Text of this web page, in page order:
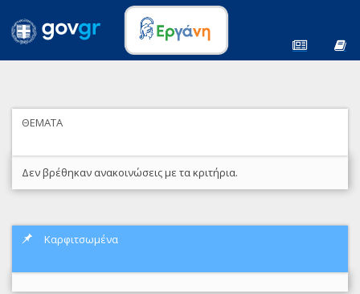
ΘΕΜΑΤΑ
Δεν βρέθηκαν ανακοινώσεις με τα κριτήρια.
Καρφιτσωμένα